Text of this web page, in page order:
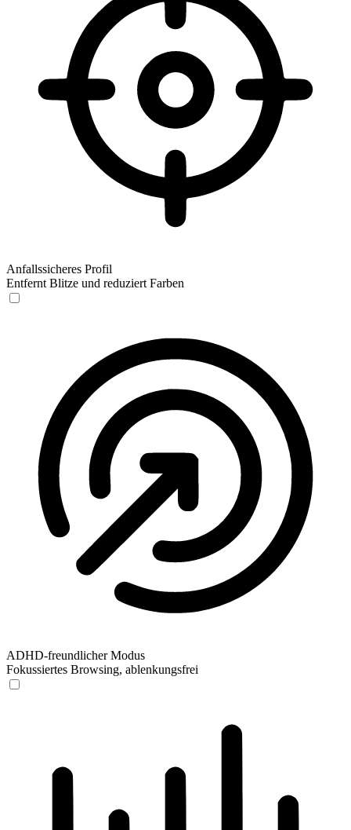
Anfallssicheres Profil
Entfernt Blitze und reduziert Farben
ADHD-freundlicher Modus
Fokussiertes Browsing, ablenkungsfrei